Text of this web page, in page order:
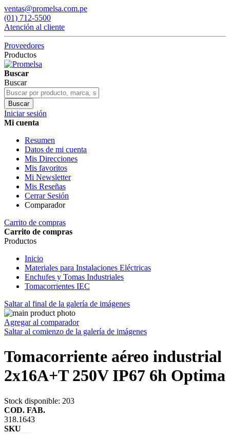
ventas@promelsa.com.pe
(01) 712-5500
Atención al cliente
Proveedores
Productos
Buscar
Buscar
Buscar
Iniciar sesión
Mi cuenta
Resumen
Datos de mi cuenta
Mis Direcciones
Mis favoritos
Mi Newsletter
Mis Reseñas
Cerrar Sesión
Comparador
Carrito de compras
Carrito de compras
Productos
Inicio
Materiales para Instalaciones Eléctricas
Enchufes y Tomas Industriales
Tomacorrientes IEC
Saltar al final de la galería de imágenes
Agregar al comparador
Saltar al comienzo de la galería de imágenes
Tomacorriente aéreo industrial
2x16A+T 250V IP67 6h Optima
Stock disponible: 203
COD. FAB.
318.1643
SKU